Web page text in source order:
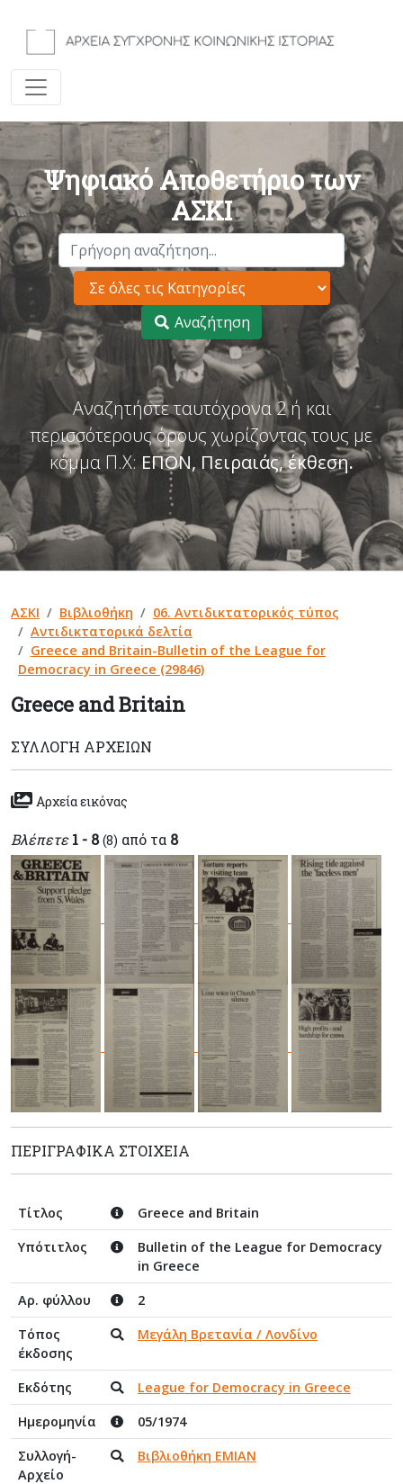
Ψηφιακό Αποθετήριο των
ΑΣΚΙ
Αναζήτηση
Αναζητήστε ταυτόχρονα 2 ή και
περισσότερους όρους χωρίζοντας τους με
κόμμα Π.Χ: ΕΠΟΝ, Πειραιάς, έκθεση.
ΑΣΚΙ Βιβλιοθήκη
06. Αντιδικτατορικός τύπος
Αντιδικτατορικά δελτία
Greece and Britain-Bulletin of the League for
Democracy in Greece (29846)
Greece and Britain
ΣΥΛΛΟΓΉ ΑΡΧΕΊΩΝ
Αρχεία εικόνας
Βλέπετε 1 - 8 (8) από τα 8
ΠΕΡΙΓΡΑΦΙΚΆ ΣΤΟΙΧΕΊΑ
Τίτλος
Greece and Britain
Υπότιτλος
Bulletin of the League for Democracy
in Greece
Αρ. φύλλου
2
Τόπος
έκδοσης
Μεγάλη Βρετανία / Λονδίνο
Εκδότης
League for Democracy in Greece
Ημερομηνία
05/1974
Συλλογή-
Αρχείο
Βιβλιοθήκη ΕΜΙΑΝ